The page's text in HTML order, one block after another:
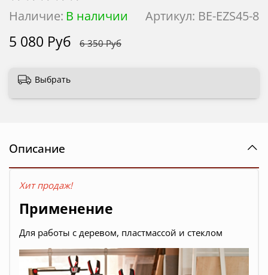
Артикул: BE-EZS45-8
Наличие: В наличии
5 080 Руб 6 350 Руб
Выбрать
Описание
Хит продаж!
Применение
Для работы с деревом, пластмассой и стеклом